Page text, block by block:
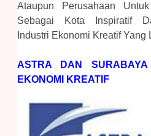
Ataupun Perusahaan
Sebagai Kota Inspiratif
Industri Ekonomi Kreatif Yang
ASTRA DAN
EKONOMI KREATIF